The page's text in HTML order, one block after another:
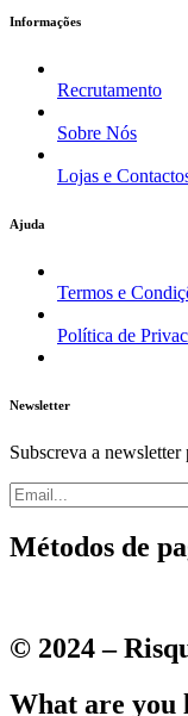
Informações
Recrutamento
Sobre Nós
Lojas e
Ajuda
Termos e
Política de
Newsletter
Subscreva a
Métodos de
© 2024 –
What are you